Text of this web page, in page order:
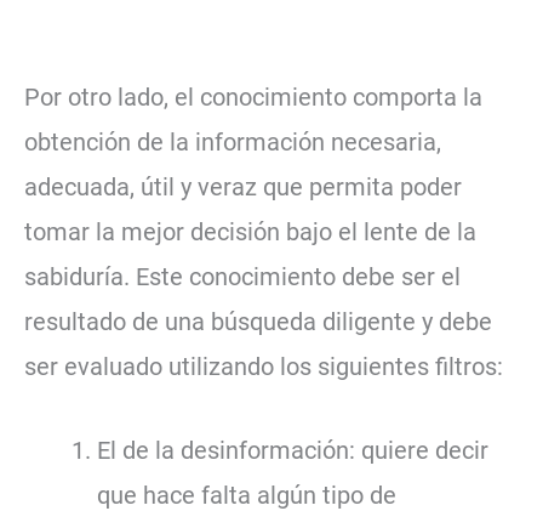
Por otro lado, el conocimiento comporta la
obtención de la información necesaria,
adecuada, útil y veraz que permita poder
tomar la mejor decisión bajo el lente de la
sabiduría. Este conocimiento debe ser el
resultado de una búsqueda diligente y debe
ser evaluado utilizando los siguientes filtros:
El de la desinformación: quiere decir
que hace falta algún tipo de